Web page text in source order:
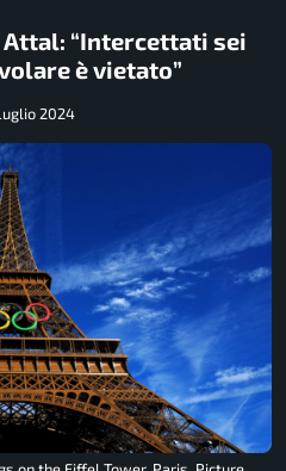
“Intercettati sei
è vietato”
2024